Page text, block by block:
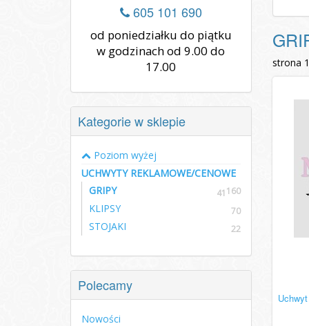
605 101 690
od poniedziałku do piątku
w godzinach od 9.00 do
17.00
Kategorie w sklepie
Poziom wyżej
UCHWYTY REKLAMOWE/CENOWE
160
GRIPY 41
KLIPSY 70
STOJAKI 22
Polecamy
Nowości
strona